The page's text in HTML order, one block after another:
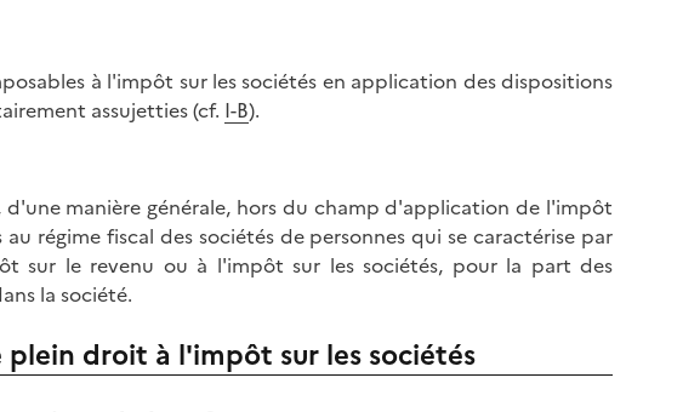
à l'impôt sur les sociétés en application des dispositions
assujetties (cf. I-B).
d'une manière générale, hors du champ d'application de l'impôt
régime fiscal des sociétés de personnes qui se caractérise par
sur le revenu ou à l'impôt sur les sociétés, pour la part des
la société.
plein droit à l'impôt sur les sociétés